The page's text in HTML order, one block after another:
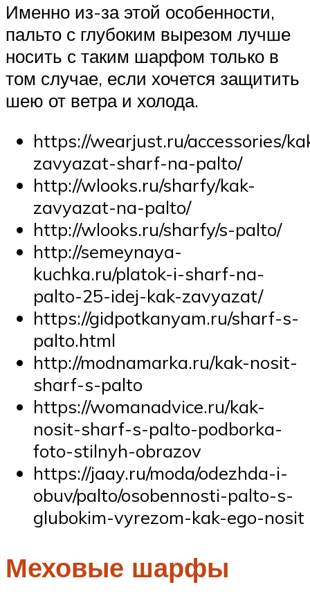
Именно из-за этой особенности,
пальто с глубоким вырезом лучше
носить с таким шарфом только в
том случае, если хочется защитить
шею от ветра и холода.
https://wearjust.ru/accessories/
zavyazat-sharf-na-palto/
http://wlooks.ru/sharfy/kak-
zavyazat-na-palto/
http://wlooks.ru/sharfy/s-palto/
http://semeynaya-
kuchka.ru/platok-i-sharf-na-
palto-25-idej-kak-zavyazat/
https://gidpotkanyam.ru/sharf-s-
palto.html
http://modnamarka.ru/kak-nosit-
sharf-s-palto
https://womanadvice.ru/kak-
nosit-sharf-s-palto-podborka-
foto-stilnyh-obrazov
https://jaay.ru/moda/odezhda-i-
obuv/palto/osobennosti-palto-s-
glubokim-vyrezom-kak-ego-nosit
Меховые шарфы